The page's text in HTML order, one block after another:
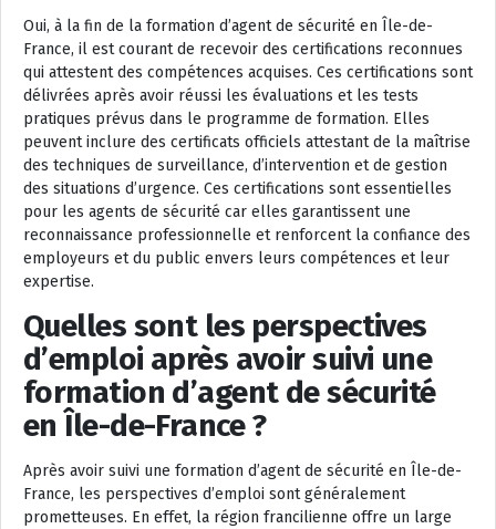
Oui, à la fin de la formation d’agent de sécurité en Île-de-
France, il est courant de recevoir des certifications reconnues
qui attestent des compétences acquises. Ces certifications sont
délivrées après avoir réussi les évaluations et les tests
pratiques prévus dans le programme de formation. Elles
peuvent inclure des certificats officiels attestant de la maîtrise
des techniques de surveillance, d’intervention et de gestion
des situations d’urgence. Ces certifications sont essentielles
pour les agents de sécurité car elles garantissent une
reconnaissance professionnelle et renforcent la confiance des
employeurs et du public envers leurs compétences et leur
expertise.
Quelles sont les perspectives
d’emploi après avoir suivi une
formation d’agent de sécurité
en Île-de-France ?
Après avoir suivi une formation d’agent de sécurité en Île-de-
France, les perspectives d’emploi sont généralement
prometteuses. En effet, la région francilienne offre un large